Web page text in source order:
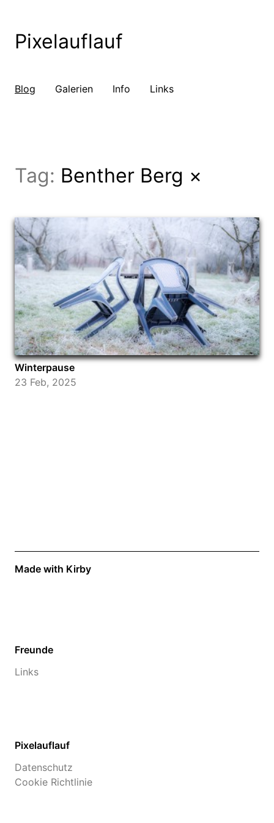
Pixelauflauf
Blog Galerien Info Links
Tag: Benther Berg ×
Winterpause
23 Feb, 2025
Made with Kirby
Freunde
Links
Pixelauflauf
Datenschutz
Cookie Richtlinie